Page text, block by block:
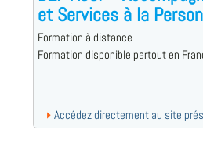
et Services à la
Formation à distance
Formation disponible partout en
Accédez directement au site